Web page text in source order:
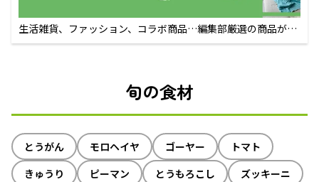
生活雑貨、ファッション、コラボ商品…編集部厳選の商品が買
えるECサイト
旬の食材
とうがん モロヘイヤ ゴーヤー
トマト
きゅうり
ピーマン とうもろこし ズッキーニ